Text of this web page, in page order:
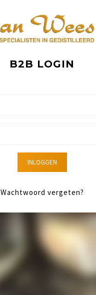
B2B LOGIN
INLOGGEN
Wachtwoord vergeten?